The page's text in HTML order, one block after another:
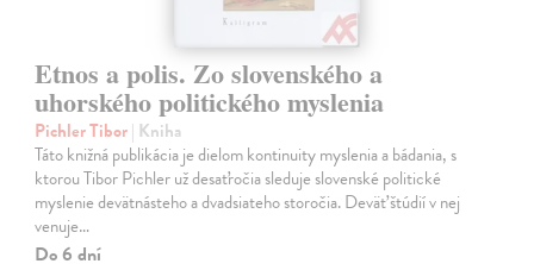
Etnos a polis. Zo slovenského a
uhorského politického myslenia
Pichler Tibor| Kniha
Táto knižná publikácia je dielom kontinuity myslenia a bádania, s
ktorou Tibor Pichler už desaťročia sleduje slovenské politické
myslenie devätnásteho a dvadsiateho storočia. Deväť štúdií v nej
venuje…
Do 6 dní